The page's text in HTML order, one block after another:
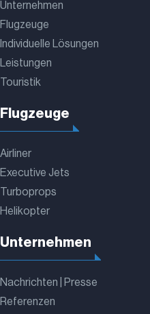
Unternehmen
Flugzeuge
Individuelle Lösungen
Leistungen
Touristik
Flugzeuge
Airliner
Executive Jets
Turboprops
Helikopter
Unternehmen
Nachrichten | Presse
Referenzen